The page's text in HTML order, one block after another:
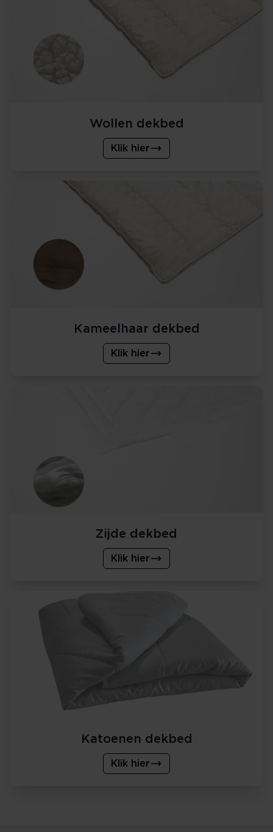
Wollen dekbed
Klik hier
Kameelhaar dekbed
Klik hier
Zijde dekbed
Klik hier
Katoenen dekbed
Klik hier